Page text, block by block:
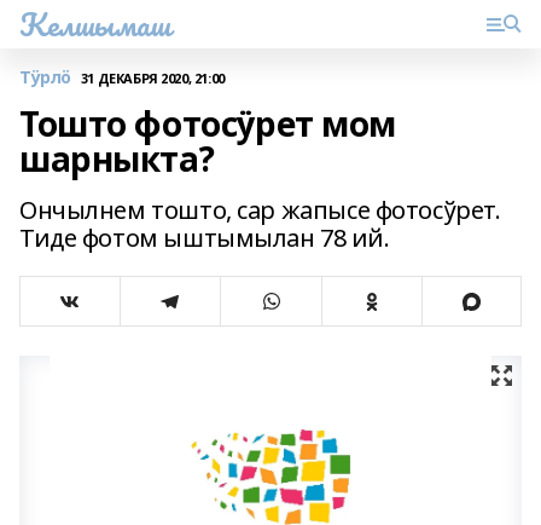
Келшымаш
Тӱрлӧ 31 ДЕКАБРЯ 2020, 21:00
Тошто фотосӱрет мом
шарныкта?
Ончылнем тошто, сар жапысе фотосўрет.
Тиде фотом ыштымылан 78 ий.